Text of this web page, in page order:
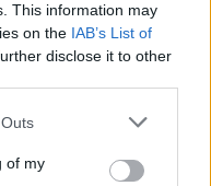
This information may
on the IAB’s List of
disclose it to other
one or more Google
You may click to
of my
חוזרים לפיס ארנה!
אחרי יותר משנתיים